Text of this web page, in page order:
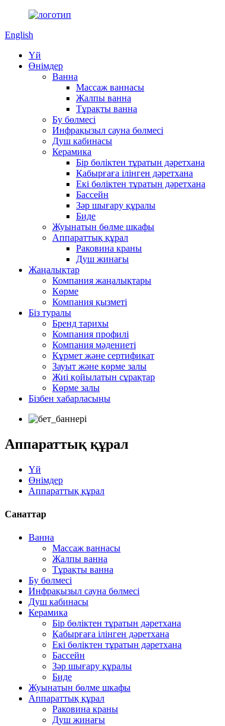
English
Үй
Өнімдер
Ванна
Массаж ваннасы
Жалпы ванна
Тұрақты ванна
Бу бөлмесі
Инфрақызыл сауна бөлмесі
Душ кабинасы
Керамика
Бір бөліктен тұратын дәретхана
Қабырғаға ілінген дәретхана
Екі бөліктен тұратын дәретхана
Бассейн
Зәр шығару құралы
Биде
Жуынатын бөлме шкафы
Аппараттық құрал
Раковина краны
Душ жинағы
Жаңалықтар
Компания жаңалықтары
Көрме
Компания қызметі
Біз туралы
Бренд тарихы
Компания профилі
Компания мәдениеті
Құрмет және сертификат
Зауыт және көрме залы
Жиі қойылатын сұрақтар
Көрме залы
Бізбен хабарласыңы
Аппараттық құрал
Үй
Өнімдер
Аппараттық құрал
Санаттар
Ванна
Массаж ваннасы
Жалпы ванна
Тұрақты ванна
Бу бөлмесі
Инфрақызыл сауна бөлмесі
Душ кабинасы
Керамика
Бір бөліктен тұратын дәретхана
Қабырғаға ілінген дәретхана
Екі бөліктен тұратын дәретхана
Бассейн
Зәр шығару құралы
Биде
Жуынатын бөлме шкафы
Аппараттық құрал
Раковина краны
Душ жинағы